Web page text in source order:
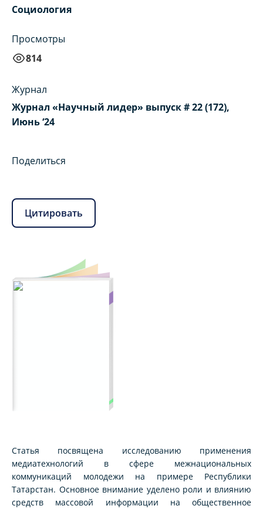
Социология
Просмотры
814
Журнал
Журнал «Научный лидер» выпуск # 22 (172),
Июнь ‘24
Поделиться
Цитировать
Статья посвящена исследованию применения
медиатехнологий в сфере межнациональных
коммуникаций молодежи на примере Республики
Татарстан. Основное внимание уделено роли и влиянию
средств массовой информации на общественное